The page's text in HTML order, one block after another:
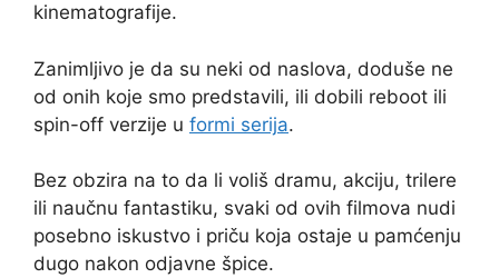
kinematografije.
Zanimljivo je da su neki od naslova, doduše ne
od onih koje smo predstavili, ili dobili reboot ili
spin-off verzije u formi serija.
Bez obzira na to da li voliš dramu, akciju, trilere
ili naučnu fantastiku, svaki od ovih filmova nudi
posebno iskustvo i priču koja ostaje u pamćenju
dugo nakon odjavne špice.